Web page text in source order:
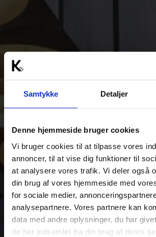
Samtykke Detaljer
Denne hjemmeside bruger cookies
Vi bruger cookies til at tilpasse vores
annoncer, til at vise dig funktioner til
at analysere vores trafik. Vi deler også
din brug af vores hjemmeside med
for sociale medier,
analysepartnere. Vores partnere kan
data med andre oplysninger, du har
de har indsamlet fra din brug af deres